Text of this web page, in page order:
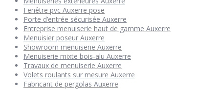
Fenêtre pvc Auxerre pose
Porte d’entrée sécurisée Auxerre
Entreprise menuiserie haut de gamme Auxerre
Menuisier poseur Auxerre
Showroom menuiserie Auxerre
Menuiserie mixte bois-alu Auxerre
Travaux de menuiserie Auxerre
Volets roulants sur mesure Auxerre
Fabricant de pergolas Auxerre